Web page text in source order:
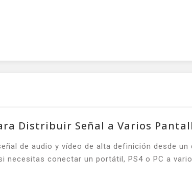
Distribuir Señal a Varios
de audio y vídeo de alta definición desde
necesitas conectar un portátil, PS4 o PC a